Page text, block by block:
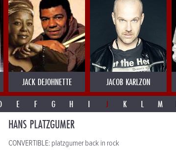
JACK DEJOHNETTE JACOB KARLZON
E F G H I J K L M
HANS PLATZGUMER
CONVERTIBLE: platzgumer back in rock